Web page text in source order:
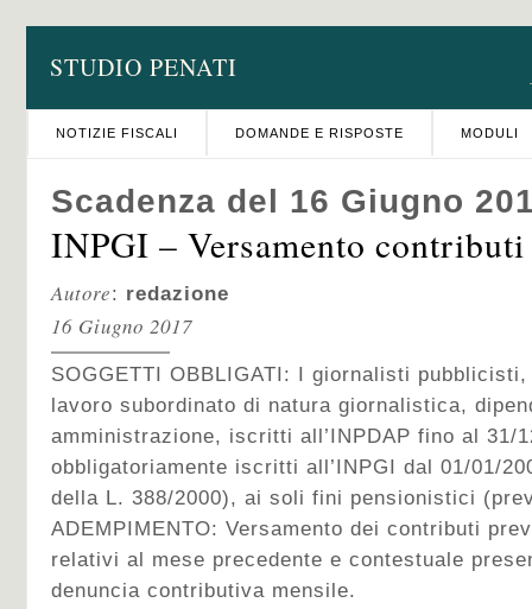
STUDIO PENATI
NOTIZIE FISCALI DOMANDE E RISPOSTE MODULI
Scadenza del 16 Giugno
INPGI – Versamento
Autore: redazione
16 Giugno 2017
SOGGETTI OBBLIGATI: I giornalisti
lavoro subordinato di natura giornalistica,
amministrazione, iscritti all’INPDAP fino al 31/
obbligatoriamente iscritti all’INPGI dal 01/01/
della L. 388/2000), ai soli fini pensionistici
ADEMPIMENTO: Versamento dei contributi
relativi al mese precedente e contestuale
denuncia contributiva mensile.